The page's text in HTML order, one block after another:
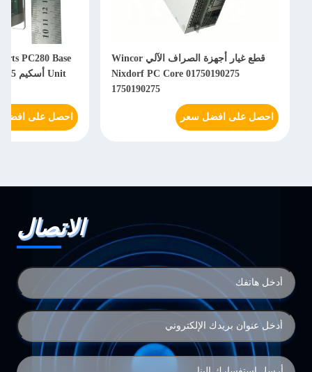
قطع غيار أجهزة الصراف الآلي Wincor
Nixdorf PC Core 01750190275
1750190275
احصل على افضل سعر
PC280 Base
Unit أسكيم 01750192235 1750192235
احصل على
الاتصال